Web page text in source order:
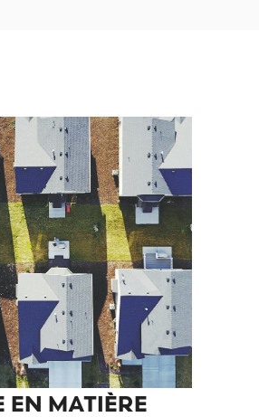
EN MATIÈRE